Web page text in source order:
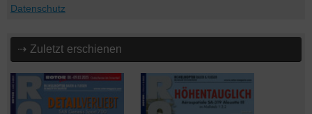
Datenschutz
⇢ Zuletzt erschienen